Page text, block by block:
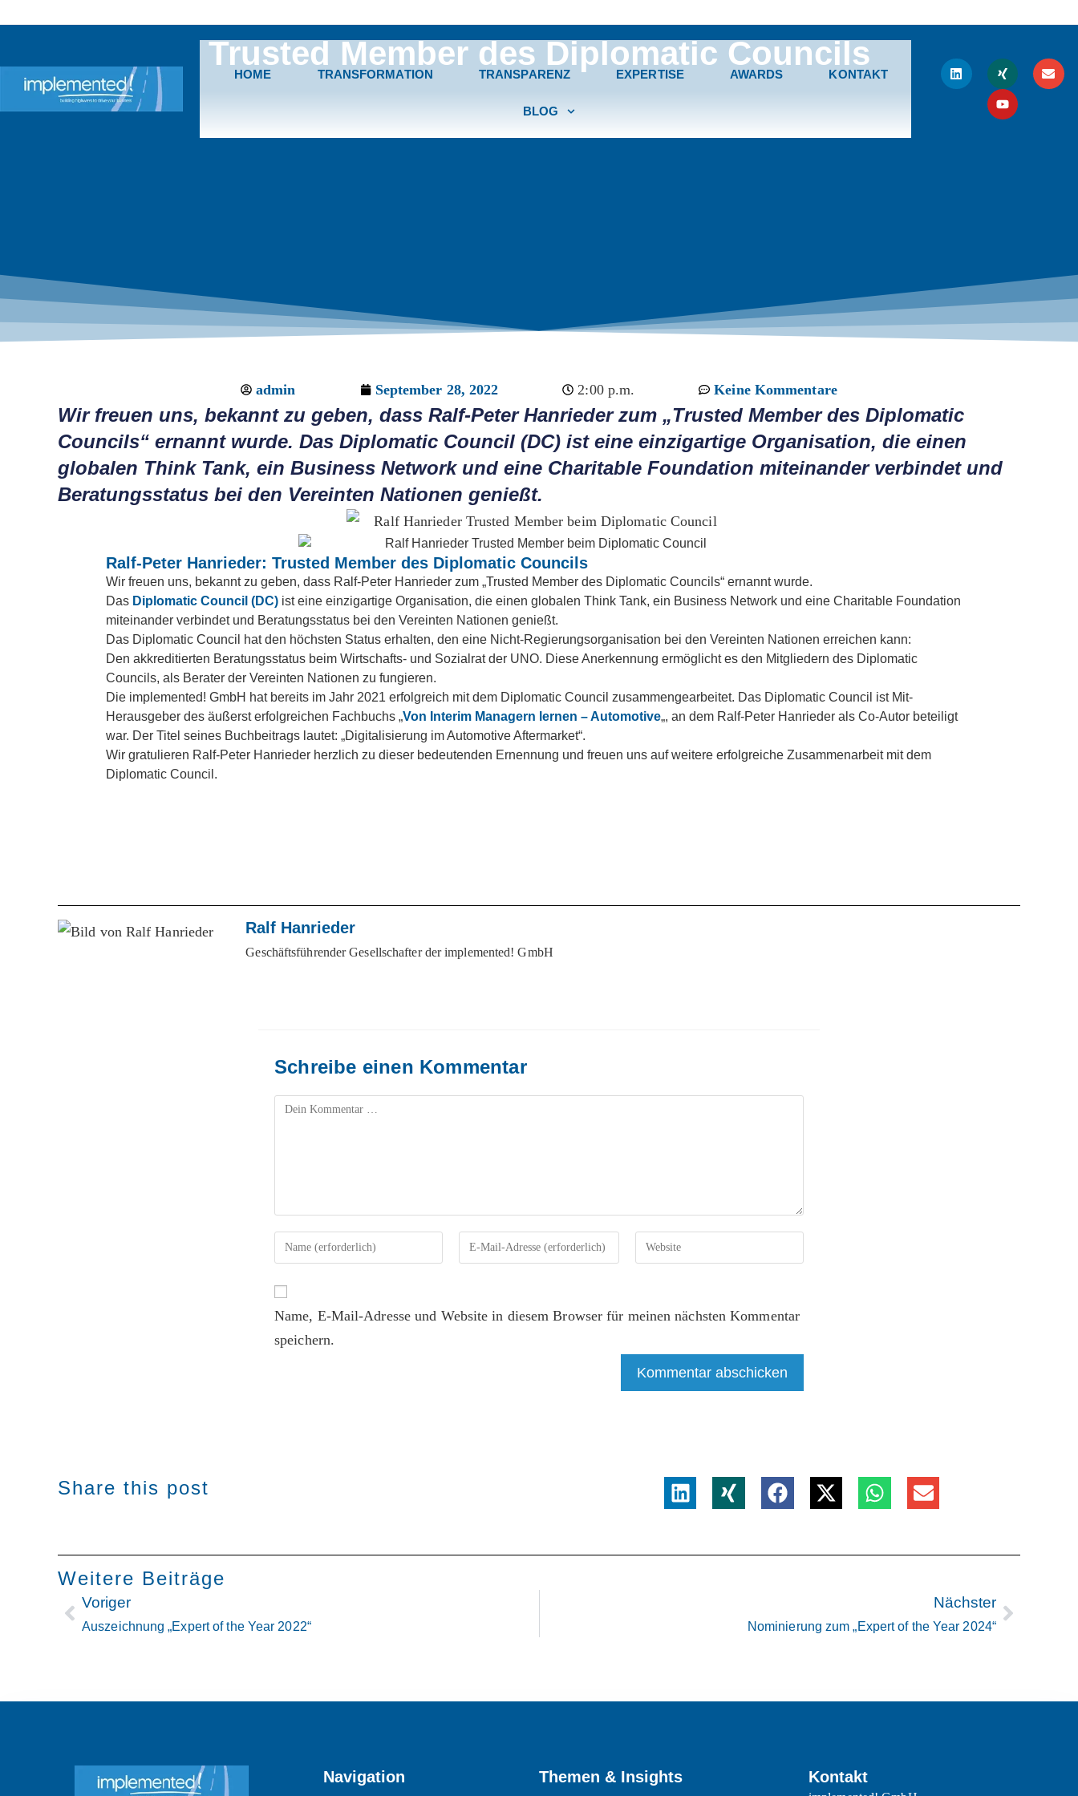
HOME TRANSFORMATION TRANSPARENZ EXPERTISE AWARDS KONTAKT
BLOG
Trusted Member des Diplomatic Councils
admin September 28, 2022 2:00 p.m. Keine Kommentare
Wir freuen uns, bekannt zu geben, dass Ralf-Peter Hanrieder zum „Trusted Member des Diplomatic
Councils“ ernannt wurde. Das Diplomatic Council (DC) ist eine einzigartige Organisation, die einen
globalen Think Tank, ein Business Network und eine Charitable Foundation miteinander verbindet und
Beratungsstatus bei den Vereinten Nationen genießt.
Ralf-Peter Hanrieder: Trusted Member des Diplomatic Councils
Wir freuen uns, bekannt zu geben, dass Ralf-Peter Hanrieder zum „Trusted Member des Diplomatic Councils“ ernannt wurde.
Das Diplomatic Council (DC) ist eine einzigartige Organisation, die einen globalen Think Tank, ein Business Network und eine Charitable Foundation
miteinander verbindet und Beratungsstatus bei den Vereinten Nationen genießt.
Das Diplomatic Council hat den höchsten Status erhalten, den eine Nicht-Regierungsorganisation bei den Vereinten Nationen erreichen kann:
Den akkreditierten Beratungsstatus beim Wirtschafts- und Sozialrat der UNO. Diese Anerkennung ermöglicht es den Mitgliedern des Diplomatic
Councils, als Berater der Vereinten Nationen zu fungieren.
Die implemented! GmbH hat bereits im Jahr 2021 erfolgreich mit dem Diplomatic Council zusammengearbeitet. Das Diplomatic Council ist Mit-
Herausgeber des äußerst erfolgreichen Fachbuchs „Von Interim Managern lernen – Automotive„, an dem Ralf-Peter Hanrieder als Co-Autor beteiligt
war. Der Titel seines Buchbeitrags lautet: „Digitalisierung im Automotive Aftermarket“.
Wir gratulieren Ralf-Peter Hanrieder herzlich zu dieser bedeutenden Ernennung und freuen uns auf weitere erfolgreiche Zusammenarbeit mit dem
Diplomatic Council.
Ralf Hanrieder
Geschäftsführender Gesellschafter der implemented! GmbH
Schreibe einen Kommentar
Name, E-Mail-Adresse und Website in diesem Browser für meinen nächsten Kommentar
speichern.
Share this post
Weitere Beiträge
Voriger
Auszeichnung „Expert of the Year 2022“
Nächster
Nominierung zum „Expert of the Year 2024“
Navigation Themen & Insights Kontakt